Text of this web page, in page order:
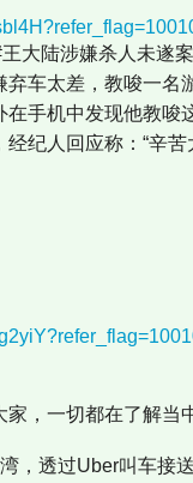
大陆涉嫌杀人未遂
车太差，教唆一
手机中发现他教唆
纪人回应称：“辛
，一切都在了解当
，透过Uber叫车接